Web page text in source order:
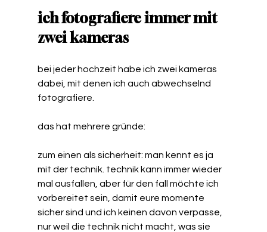
ich fotografiere immer mit
zwei kameras
bei jeder hochzeit habe ich zwei kameras
dabei, mit denen ich auch abwechselnd
fotografiere.
das hat mehrere gründe:
zum einen als sicherheit: man kennt es ja
mit der technik. technik kann immer wieder
mal ausfallen, aber für den fall möchte ich
vorbereitet sein, damit eure momente
sicher sind und ich keinen davon verpasse,
nur weil die technik nicht macht, was sie